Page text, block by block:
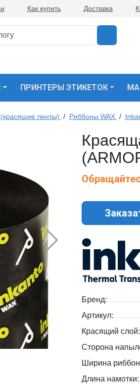
Как купить Доставка
ПРИНТЕРЫ ЭТИКЕТОК
ленты) / Риббоны WAX /
Бренд:
Артикул:
Красящий слой:
Сторона
Ширина
Длина намотки: